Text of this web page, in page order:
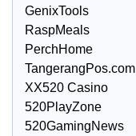
GenixTools
RaspMeals
PerchHome
TangerangPos.com
XX520 Casino
520PlayZone
520GamingNews